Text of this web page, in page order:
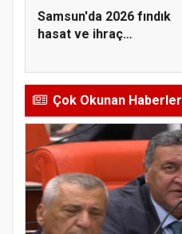
Samsun'da 2026 fındık
hasat ve ihraç
Çok Okunan Haberler